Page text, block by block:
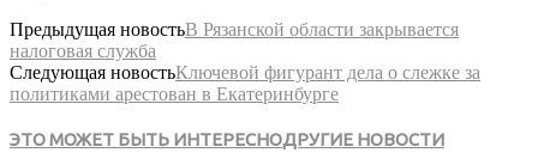
Предыдущая новостьВ Рязанской области закрывается
налоговая служба
Следующая новостьКлючевой фигурант дела о слежке за
политиками арестован в Екатеринбурге
ЭТО МОЖЕТ БЫТЬ ИНТЕРЕСНОДРУГИЕ НОВОСТИ